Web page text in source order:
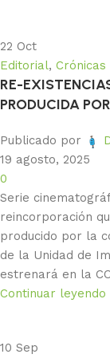
22 Oct
Editorial, Crónicas
RE-
PRODUCIDA
Publicado por
19 agosto, 2025
0
Serie
reincorporación
producido por la
de la Unidad de
estrenará en la
Continuar leyendo
10 Sep